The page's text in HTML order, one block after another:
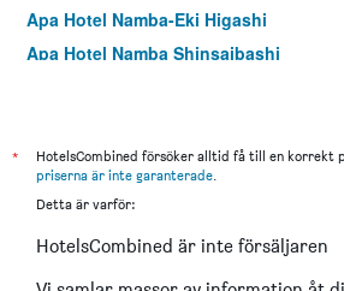
Apa Hotel Namba-Eki Higashi
Apa Hotel Namba Shinsaibashi
Sotetsu Fresa Inn Osaka Namba
Namba Oriental Hotel
Dotonbori Hotel
*
HotelsCombined försöker alltid få till en korrekt
priserna är inte garanterade.
Detta är varför:
HotelsCombined är inte försäljaren